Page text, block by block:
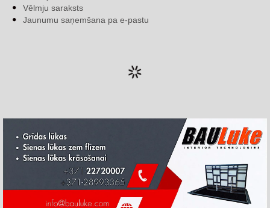
Vēlmju saraksts
Jaunumu saņemšana pa e-pastu